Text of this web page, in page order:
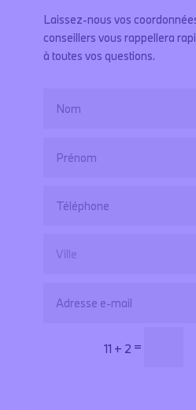
Laissez-nous vos
conseillers vous rappellera
à toutes vos questions.
11 + 2 =